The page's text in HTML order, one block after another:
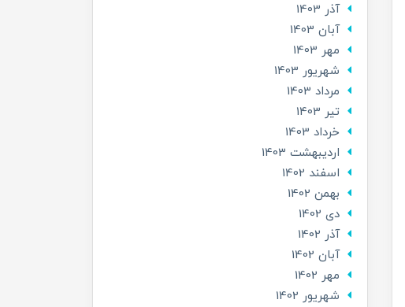
آذر 1403
آبان 1403
مهر 1403
شهریور 1403
مرداد 1403
تير 1403
خرداد 1403
ارديبهشت 1403
اسفند 1402
بهمن 1402
دی 1402
آذر 1402
آبان 1402
مهر 1402
شهریور 1402